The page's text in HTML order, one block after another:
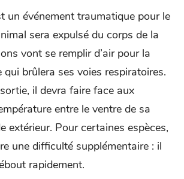
un événement traumatique pour le
sera expulsé du corps de la
vont se remplir d’air pour la
qui brûlera ses voies respiratoires.
il devra faire face aux
entre le ventre de sa
extérieur. Pour certaines espèces,
une difficulté supplémentaire : il
rapidement.